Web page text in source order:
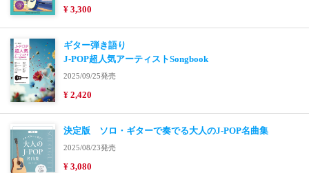
¥ 3,300
ギター弾き語り
J-POP超人気アーティストSongbook
2025/09/25発売
¥ 2,420
決定版 ソロ・ギターで奏でる大人のJ-POP名曲集
2025/08/23発売
¥ 3,080